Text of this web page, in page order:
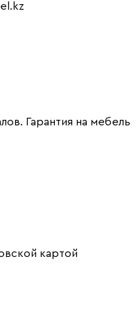
Гарантия на мебель
картой